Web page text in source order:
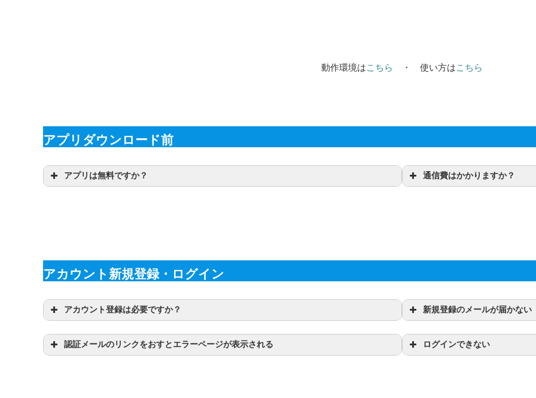
動作環境はこちら ・ 使い方はこちら
アプリダウンロード前
アプリは無料ですか？ 通信費はかかりますか？
アカウント新規登録・ログイン
アカウント登録は必要ですか？ 新規登録のメールが届かない
認証メールのリンクをおすとエラーページが表示される ログインできない